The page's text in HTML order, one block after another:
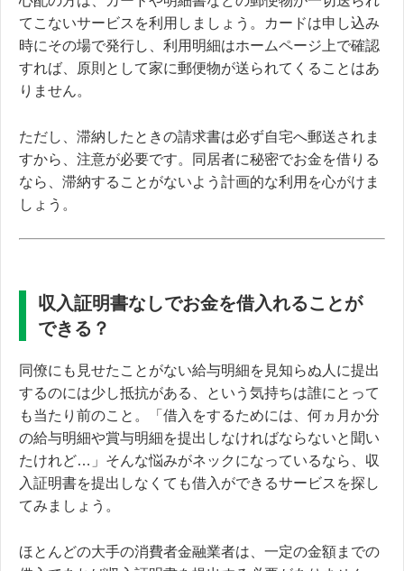
てこないサービスを利用しましょう。
カードは申し込み
時にその場で発行し、利用明細はホームページ上で確認
すれば、原則として家に郵便物が送られてくることはあ
りません。
ただし、滞納したときの請求書は必ず自宅へ郵送されま
すから、注意が必要です。同居者に秘密でお金を借りる
なら、滞納することがないよう計画的な利用を心がけま
しょう。
収入証明書なしでお金を借入れることが
できる？
同僚にも見せたことがない給与明細を見知らぬ人に提出
するのには少し抵抗がある、という気持ちは誰にとって
も当たり前のこと。「借入をするためには、何ヵ月か分
の給与明細や賞与明細を提出しなければならないと聞い
たけれど…」そんな悩みがネックになっているなら、収
入証明書を提出しなくても借入ができるサービスを探し
てみましょう。
ほとんどの大手の消費者金融業者は、 一定の金額までの